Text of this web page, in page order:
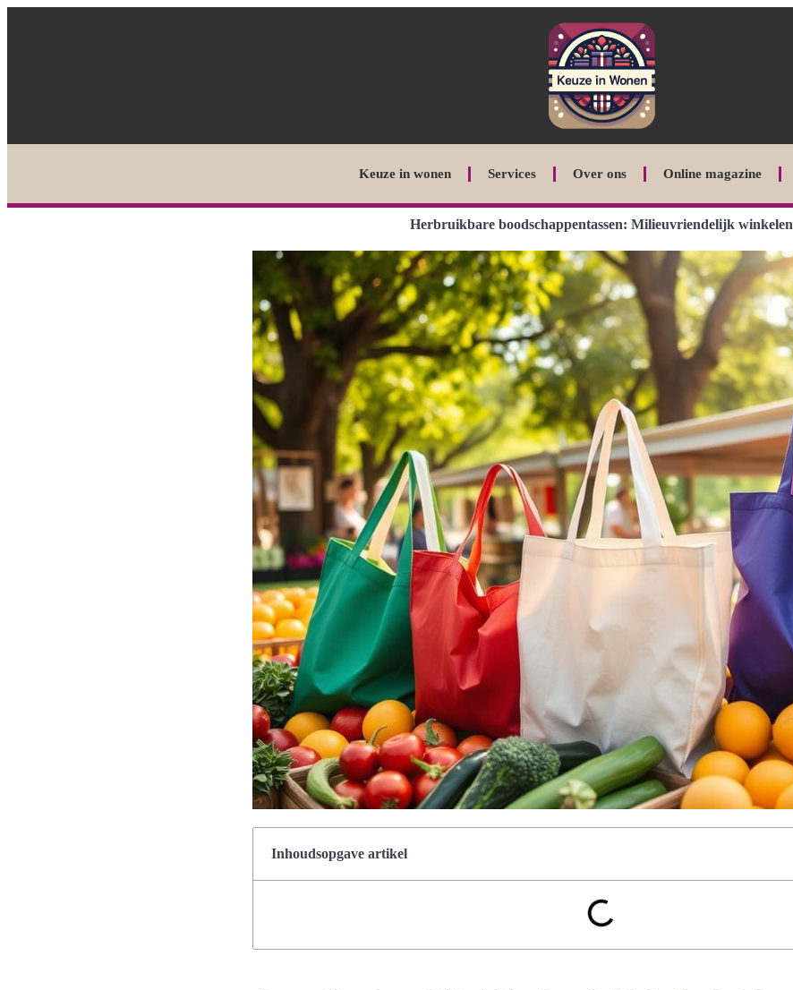
Keuze in wonen Services Over ons Online magazine
Herbruikbare boodschappentassen: Milieuvriendelijk winkelen
Inhoudsopgave artikel